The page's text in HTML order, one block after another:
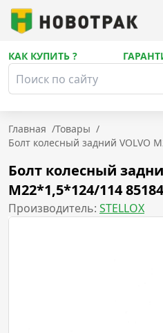
КАК КУПИТЬ ?
Главная /Товары /
Болт колесный задний VOLVO
Болт колесный
M22*1,5*124/114
Производитель: STELLOX